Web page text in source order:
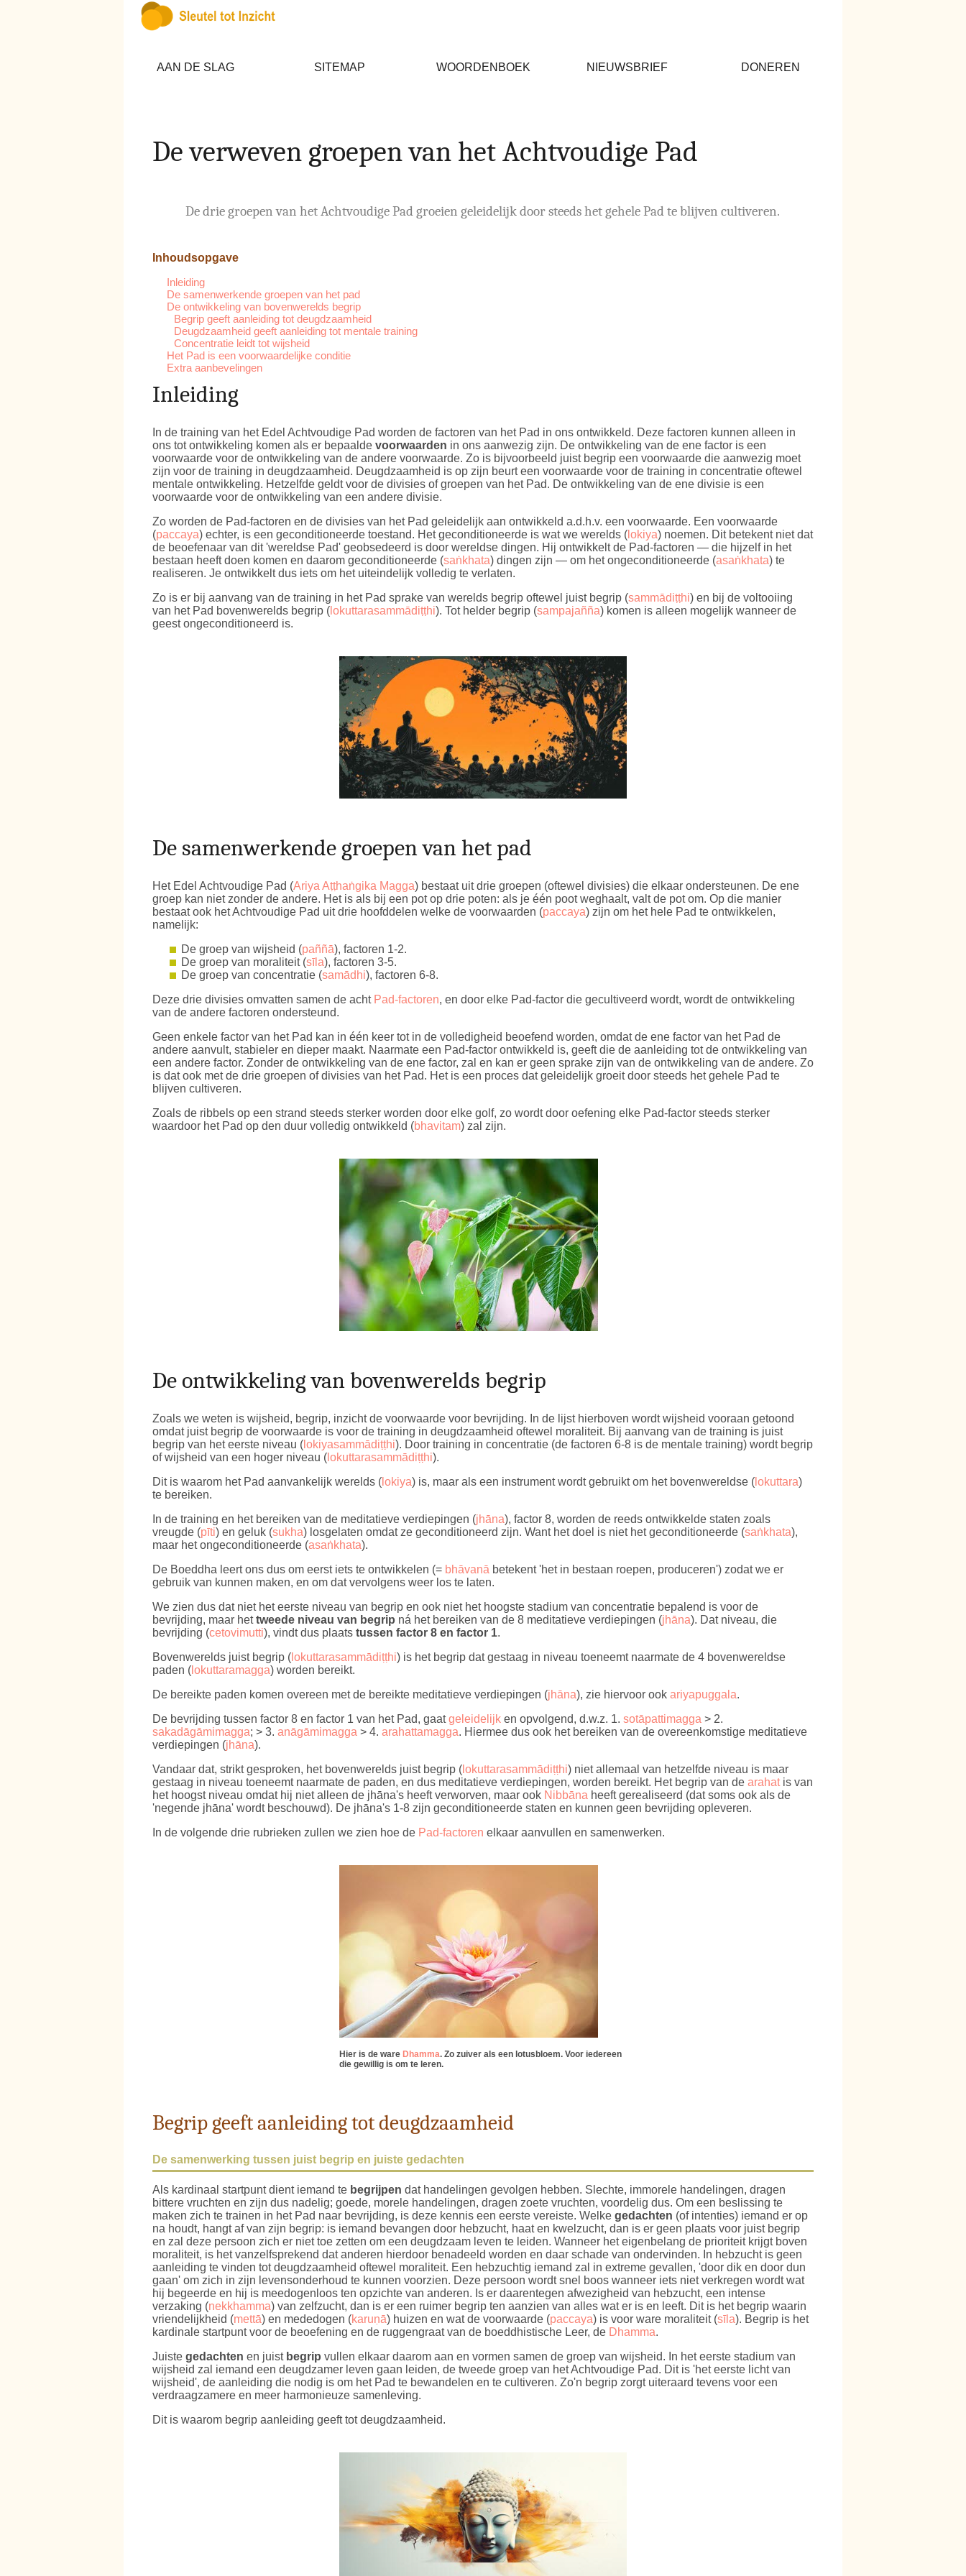
AAN DE SLAG SITEMAP WOORDENBOEK NIEUWSBRIEF DONEREN
De verweven groepen van het Achtvoudige Pad
De drie groepen van het Achtvoudige Pad groeien geleidelijk door steeds het gehele Pad te blijven cultiveren.
Inhoudsopgave
Inleiding
De samenwerkende groepen van het pad
De ontwikkeling van bovenwerelds begrip
Begrip geeft aanleiding tot deugdzaamheid
Deugdzaamheid geeft aanleiding tot mentale training
Concentratie leidt tot wijsheid
Het Pad is een voorwaardelijke conditie
Extra aanbevelingen
Inleiding
In de training van het Edel Achtvoudige Pad worden de factoren van het Pad in ons ontwikkeld. Deze factoren kunnen alleen in
ons tot ontwikkeling komen als er bepaalde voorwaarden in ons aanwezig zijn. De ontwikkeling van de ene factor is een
voorwaarde voor de ontwikkeling van de andere voorwaarde. Zo is bijvoorbeeld juist begrip een voorwaarde die aanwezig moet
zijn voor de training in deugdzaamheid. Deugdzaamheid is op zijn beurt een voorwaarde voor de training in concentratie oftewel
mentale ontwikkeling. Hetzelfde geldt voor de divisies of groepen van het Pad. De ontwikkeling van de ene divisie is een
voorwaarde voor de ontwikkeling van een andere divisie.
Zo worden de Pad-factoren en de divisies van het Pad geleidelijk aan ontwikkeld a.d.h.v. een voorwaarde. Een voorwaarde
(paccaya) echter, is een geconditioneerde toestand. Het geconditioneerde is wat we werelds ( lokiya) noemen. Dit betekent niet dat
de beoefenaar van dit 'wereldse Pad' geobsedeerd is door wereldse dingen. Hij ontwikkelt de Pad-factoren — die hijzelf in het
bestaan heeft doen komen en daarom geconditioneerde (saṅkhata) dingen zijn — om het ongeconditioneerde (asaṅkhata) te
realiseren. Je ontwikkelt dus iets om het uiteindelijk volledig te verlaten.
Zo is er bij aanvang van de training in het Pad sprake van werelds begrip oftewel juist begrip (sammādiṭṭhi) en bij de voltooiing
van het Pad bovenwerelds begrip ( lokuttarasammādiṭṭhi). Tot helder begrip (sampajañña) komen is alleen mogelijk wanneer de
geest ongeconditioneerd is.
De samenwerkende groepen van het pad
Het Edel Achtvoudige Pad (Ariya Aṭṭhaṅgika Magga) bestaat uit drie groepen (oftewel divisies) die elkaar ondersteunen. De ene
groep kan niet zonder de andere. Het is als bij een pot op drie poten: als je één poot weghaalt, valt de pot om. Op die manier
bestaat ook het Achtvoudige Pad uit drie hoofddelen welke de voorwaarden (paccaya) zijn om het hele Pad te ontwikkelen,
namelijk:
De groep van wijsheid (paññā), factoren 1-2.
De groep van moraliteit (sīla), factoren 3-5.
De groep van concentratie (samādhi), factoren 6-8.
Deze drie divisies omvatten samen de acht Pad-factoren, en door elke Pad-factor die gecultiveerd wordt, wordt de ontwikkeling
van de andere factoren ondersteund.
Geen enkele factor van het Pad kan in één keer tot in de volledigheid beoefend worden, omdat de ene factor van het Pad de
andere aanvult, stabieler en dieper maakt. Naarmate een Pad-factor ontwikkeld is, geeft die de aanleiding tot de ontwikkeling van
een andere factor. Zonder de ontwikkeling van de ene factor, zal en kan er geen sprake zijn van de ontwikkeling van de andere. Zo
is dat ook met de drie groepen of divisies van het Pad. Het is een proces dat geleidelijk groeit door steeds het gehele Pad te
blijven cultiveren.
Zoals de ribbels op een strand steeds sterker worden door elke golf, zo wordt door oefening elke Pad-factor steeds sterker
waardoor het Pad op den duur volledig ontwikkeld (bhavitam) zal zijn.
De ontwikkeling van bovenwerelds begrip
Zoals we weten is wijsheid, begrip, inzicht de voorwaarde voor bevrijding. In de lijst hierboven wordt wijsheid vooraan getoond
omdat juist begrip de voorwaarde is voor de training in deugdzaamheid oftewel moraliteit. Bij aanvang van de training is juist
begrip van het eerste niveau ( lokiyasammādiṭṭhi). Door training in concentratie (de factoren 6-8 is de mentale training) wordt begrip
of wijsheid van een hoger niveau ( lokuttarasammādiṭṭhi).
Dit is waarom het Pad aanvankelijk werelds ( lokiya) is, maar als een instrument wordt gebruikt om het bovenwereldse ( lokuttara)
te bereiken.
In de training en het bereiken van de meditatieve verdiepingen (jhāna), factor 8, worden de reeds ontwikkelde staten zoals
vreugde (pīti) en geluk (sukha) losgelaten omdat ze geconditioneerd zijn. Want het doel is niet het geconditioneerde (saṅkhata),
maar het ongeconditioneerde (asaṅkhata).
De Boeddha leert ons dus om eerst iets te ontwikkelen (= bhāvanā betekent 'het in bestaan roepen, produceren') zodat we er
gebruik van kunnen maken, en om dat vervolgens weer los te laten.
We zien dus dat niet het eerste niveau van begrip en ook niet het hoogste stadium van concentratie bepalend is voor de
bevrijding, maar hettweede niveau van begrip ná het bereiken van de 8 meditatieve verdiepingen (jhāna). Dat niveau, die
bevrijding (cetovimutti), vindt dus plaats tussen factor 8 en factor 1.
Bovenwerelds juist begrip ( lokuttarasammādiṭṭhi) is het begrip dat gestaag in niveau toeneemt naarmate de 4 bovenwereldse
paden ( lokuttaramagga) worden bereikt.
De bereikte paden komen overeen met de bereikte meditatieve verdiepingen (jhāna), zie hiervoor ook ariyapuggala.
De bevrijding tussen factor 8 en factor 1 van het Pad, gaatgeleidelijk en opvolgend, d.w.z. 1. sotāpattimagga > 2.
sakadāgāmimagga; > 3. anāgāmimagga > 4. arahattamagga. Hiermee dus ook het bereiken van de overeenkomstige meditatieve
verdiepingen (jhāna).
Vandaar dat, strikt gesproken, het bovenwerelds juist begrip ( lokuttarasammādiṭṭhi) niet allemaal van hetzelfde niveau is maar
gestaag in niveau toeneemt naarmate de paden, en dus meditatieve verdiepingen, worden bereikt. Het begrip van de arahatis van
het hoogst niveau omdat hij niet alleen de jhāna's heeft verworven, maar ook Nibbāna heeft gerealiseerd (dat soms ook als de
'negende jhāna' wordt beschouwd). De jhāna's 1-8 zijn geconditioneerde staten en kunnen geen bevrijding opleveren.
In de volgende drie rubrieken zullen we zien hoe de Pad-factoren elkaar aanvullen en samenwerken.
Hier is de ware Dhamma. Zo zuiver als een lotusbloem. Voor iedereen
die gewillig is om te leren.
Begrip geeft aanleiding tot deugdzaamheid
De samenwerking tussen juist begrip en juiste gedachten
Als kardinaal startpunt dient iemand te begrijpen dat handelingen gevolgen hebben. Slechte, immorele handelingen, dragen
bittere vruchten en zijn dus nadelig; goede, morele handelingen, dragen zoete vruchten, voordelig dus. Om een beslissing te
maken zich te trainen in het Pad naar bevrijding, is deze kennis een eerste vereiste. Welke gedachten (of intenties) iemand er op
na houdt, hangt af van zijn begrip: is iemand bevangen door hebzucht, haat en kwelzucht, dan is er geen plaats voor juist begrip
en zal deze persoon zich er niet toe zetten om een deugdzaam leven te leiden. Wanneer het eigenbelang de prioriteit krijgt boven
moraliteit, is het vanzelfsprekend dat anderen hierdoor benadeeld worden en daar schade van ondervinden. In hebzucht is geen
aanleiding te vinden tot deugdzaamheid oftewel moraliteit. Een hebzuchtig iemand zal in extreme gevallen, 'door dik en door dun
gaan' om zich in zijn levensonderhoud te kunnen voorzien. Deze persoon wordt snel boos wanneer iets niet verkregen wordt wat
hij begeerde en hij is meedogenloos ten opzichte van anderen. Is er daarentegen afwezigheid van hebzucht, een intense
verzaking (nekkhamma) van zelfzucht, dan is er een ruimer begrip ten aanzien van alles wat er is en leeft. Dit is het begrip waarin
vriendelijkheid (mettā) en mededogen (karuṇā) huizen en wat de voorwaarde (paccaya) is voor ware moraliteit (sīla). Begrip is het
kardinale startpunt voor de beoefening en de ruggengraat van de boeddhistische Leer, de Dhamma.
Juiste gedachten en juist begrip vullen elkaar daarom aan en vormen samen de groep van wijsheid. In het eerste stadium van
wijsheid zal iemand een deugdzamer leven gaan leiden, de tweede groep van het Achtvoudige Pad. Dit is 'het eerste licht van
wijsheid', de aanleiding die nodig is om het Pad te bewandelen en te cultiveren. Zo'n begrip zorgt uiteraard tevens voor een
verdraagzamere en meer harmonieuze samenleving.
Dit is waarom begrip aanleiding geeft tot deugdzaamheid.